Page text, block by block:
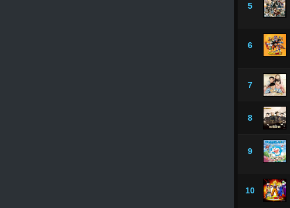
5
6
7
8
9
10